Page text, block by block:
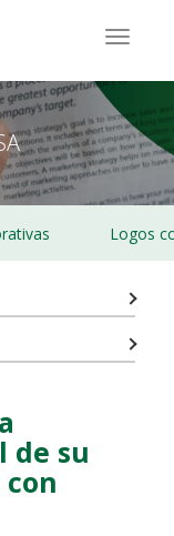
Logos
de su